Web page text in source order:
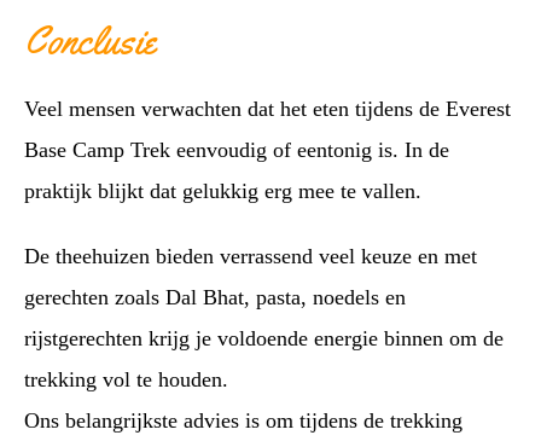
Conclusie
Veel mensen verwachten dat het eten tijdens de Everest
Base Camp Trek eenvoudig of eentonig is. In de
praktijk blijkt dat gelukkig erg mee te vallen.
De theehuizen bieden verrassend veel keuze en met
gerechten zoals Dal Bhat, pasta, noedels en
rijstgerechten krijg je voldoende energie binnen om de
trekking vol te houden.
Ons belangrijkste advies is om tijdens de trekking